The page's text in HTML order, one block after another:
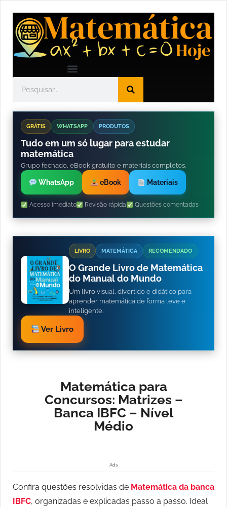
GRÁTIS WHATSAPP PRODUTOS
Tudo em um só lugar para estudar
matemática
Grupo fechado, eBook gratuito e materiais completos.
WhatsApp eBook Materiais
Acesso imediato Revisão rápida Questões comentadas
LIVRO MATEMÁTICA RECOMENDADO
O Grande Livro de Matemática
do Manual do Mundo
Um livro visual, divertido e didático para
aprender matemática de forma leve e
inteligente.
Ver Livro
Matemática para
Concursos: Matrizes –
Banca IBFC – Nível
Médio
Ads
Confira questões resolvidas de Matemática da banca
IBFC, organizadas e explicadas passo a passo. Ideal